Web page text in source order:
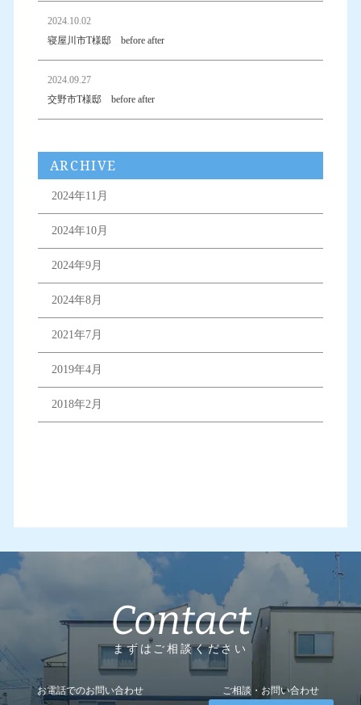
2024.10.02
寝屋川市T様邸 before after
2024.09.27
交野市T様邸 before after
ARCHIVE
2024年11月
2024年10月
2024年9月
2024年8月
2021年7月
2019年4月
2018年2月
Contact
まずはご相談ください
お電話でのお問い合わせ ご相談・お問い合わせ